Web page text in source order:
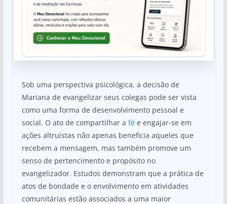
Sob uma perspectiva psicológica, a decisão de
Mariana de evangelizar seus colegas pode ser vista
como uma forma de desenvolvimento pessoal e
social. O ato de compartilhar a fée engajar-se em
ações altruístas não apenas beneficia aqueles que
recebem a mensagem, mas também promove um
senso de pertencimento e propósito no
evangelizador. Estudos demonstram que a prática de
atos de bondade e o envolvimento em atividades
comunitárias estão associados a uma maior